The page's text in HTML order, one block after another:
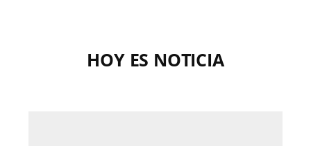
HOY ES NOTICIA